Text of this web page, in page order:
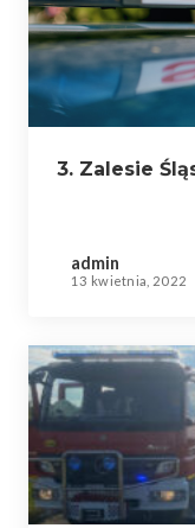
3. Zalesie
admin
13 kwietnia, 2022